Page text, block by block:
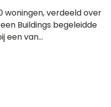
woningen, verdeeld over
Buildings begeleidde
een van...